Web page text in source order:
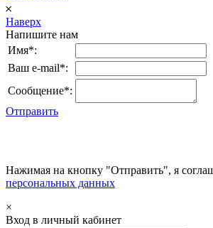
𐄂
Наверх
Напишите нам
Имя*:
Ваш e-mail*:
Сообщение*:
Отправить
Нажимая на кнопку "Отправить", я
персональных данных
×
Вход в личный кабинет